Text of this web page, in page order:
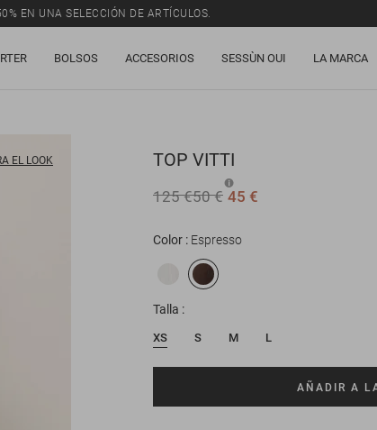
EN UNA SELECCIÓN DE ARTÍCULOS.
BOLSOS ACCESORIOS SESSÙN OUI LA MARCA
EL LOOK TOP VITTI
125 €50 € 45 €
Color Espresso
Talla
XS S M L
AÑADIR A